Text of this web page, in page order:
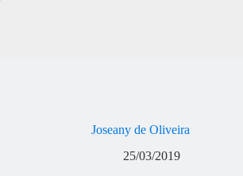
Joseany de Oliveira
25/03/2019